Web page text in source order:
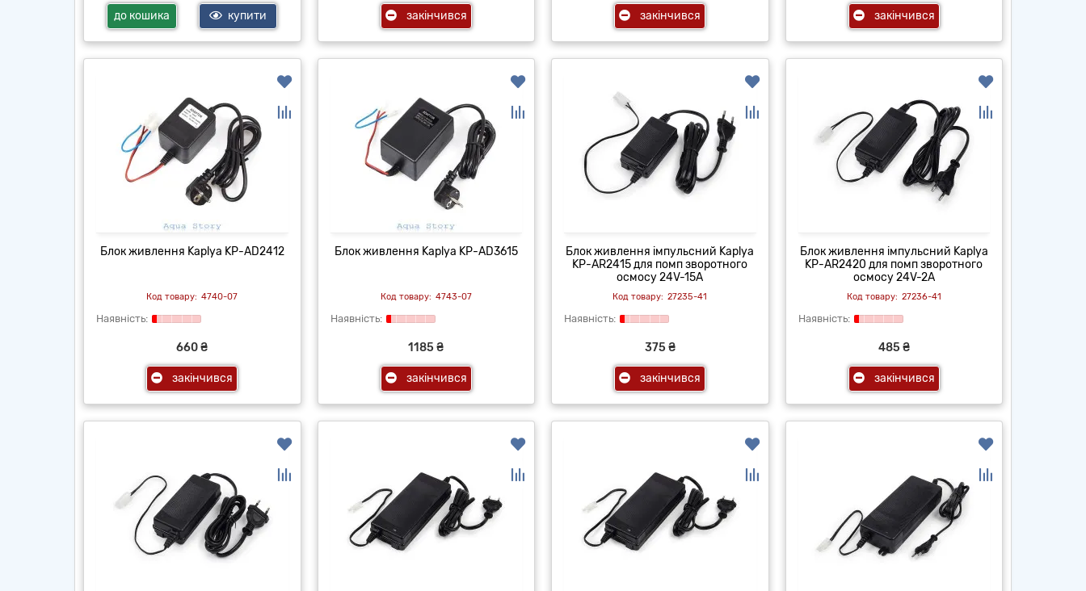
до кошика купити закінчився закінчився закінчився
Блок живлення Kaplya KP-AD2412
4740-07
660 ₴
закінчився
Блок живлення Kaplya KP-AD3615
4743-07
1185 ₴
закінчився
Блок живлення імпульсний Kaplya
KP-AR2415 для помп зворотного
осмосу 24V-15A
27235-41
375 ₴
закінчився
Блок живлення імпульсний Kaplya
KP-AR2420 для помп зворотного
осмосу 24V-2A
27236-41
485 ₴
закінчився